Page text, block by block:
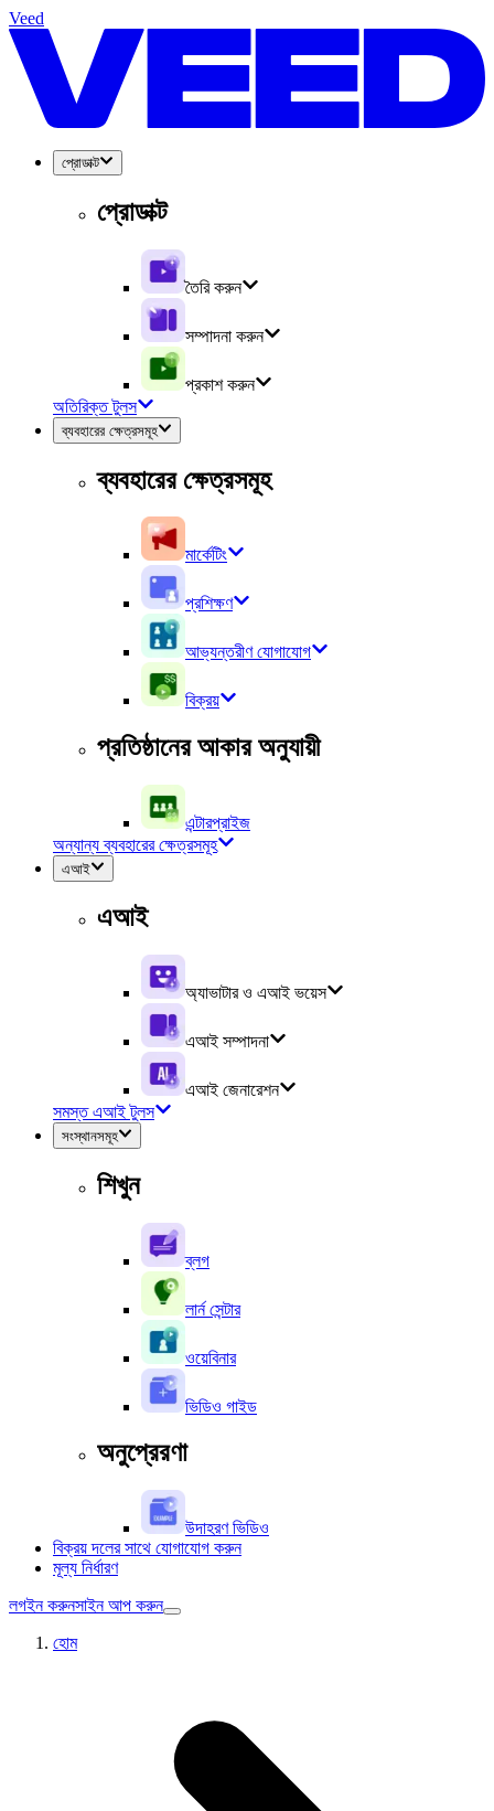
Veed
প্রোডাক্ট
প্রোডাক্ট
তৈরি করুন
সম্পাদনা করুন
প্রকাশ করুন
অতিরিক্ত টুলস
ব্যবহারের ক্ষেত্রসমূহ
ব্যবহারের ক্ষেত্রসমূহ
মার্কেটিং
প্রশিক্ষণ
আভ্যন্তরীণ যোগাযোগ
বিক্রয়
প্রতিষ্ঠানের আকার অনুযায়ী
এন্টারপ্রাইজ
অন্যান্য ব্যবহারের ক্ষেত্রসমূহ
এআই
এআই
অ্যাভাটার ও এআই ভয়েস
এআই সম্পাদনা
এআই জেনারেশন
সমস্ত এআই টুলস
সংস্থানসমূহ
শিখুন
ব্লগ
লার্ন সেন্টার
ওয়েবিনার
ভিডিও গাইড
অনুপ্রেরণা
উদাহরণ ভিডিও
বিক্রয় দলের সাথে যোগাযোগ করুন
মূল্য নির্ধারণ
লগইন করুনসাইন আপ করুন
হোম